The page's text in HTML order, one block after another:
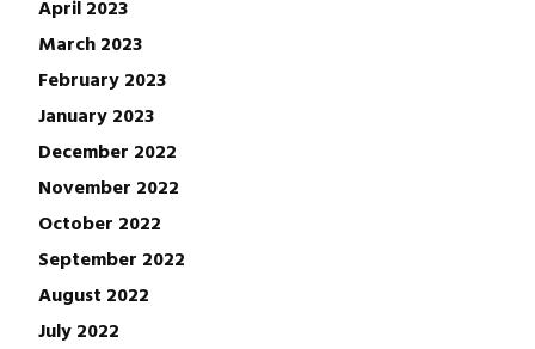
April 2023
March 2023
February 2023
January 2023
December 2022
November 2022
October 2022
September 2022
August 2022
July 2022